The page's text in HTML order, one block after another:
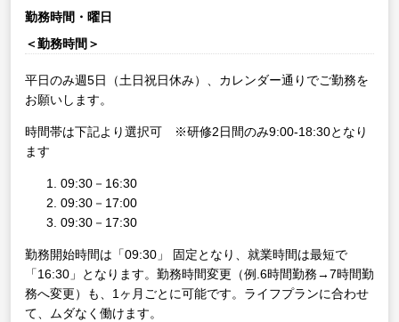
勤務時間・曜日
＜勤務時間＞
平日のみ週5日（土日祝日休み）、カレンダー通りでご勤務を
お願いします。
時間帯は下記より選択可 ※研修2日間のみ9:00-18:30となり
ます
09:30－16:30
09:30－17:00
09:30－17:30
勤務開始時間は「09:30」 固定となり、就業時間は最短で
「16:30」となります。勤務時間変更（例.6時間勤務→7時間勤
務へ変更）も、1ヶ月ごとに可能です。ライフプランに合わせ
て、ムダなく働けます。